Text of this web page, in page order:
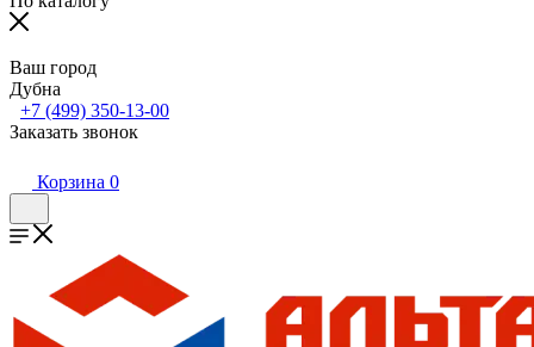
Ваш город
Дубна
+7 (499) 350-13-00
Заказать звонок
Корзина 0